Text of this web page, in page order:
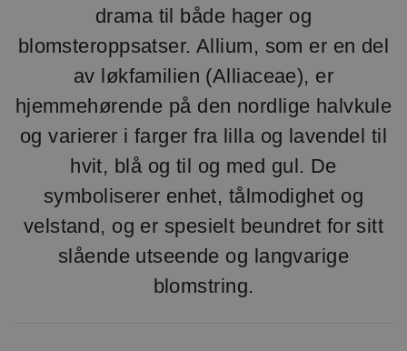
drama til både hager og
blomsteroppsatser. Allium, som er en del
av løkfamilien (Alliaceae), er
hjemmehørende på den nordlige halvkule
og varierer i farger fra lilla og lavendel til
hvit, blå og til og med gul. De
symboliserer enhet, tålmodighet og
velstand, og er spesielt beundret for sitt
slående utseende og langvarige
blomstring.